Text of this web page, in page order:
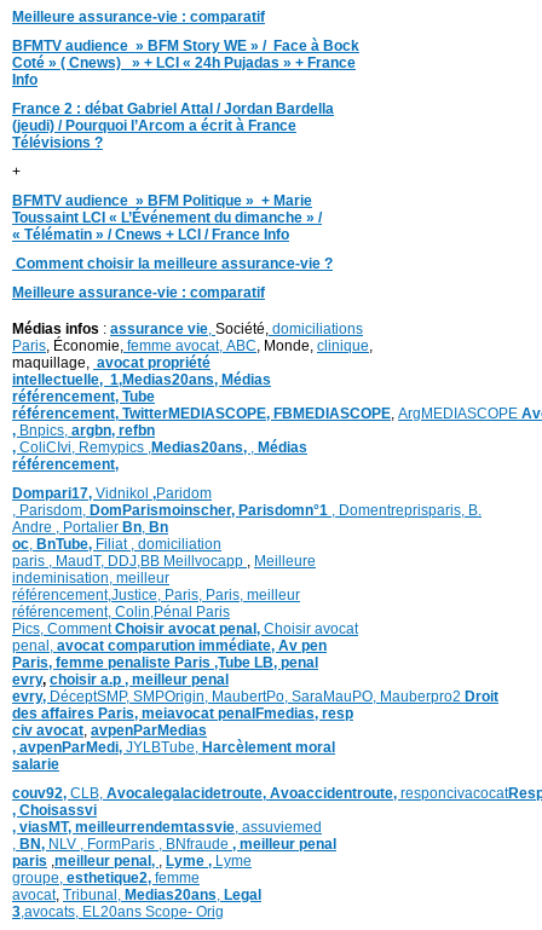
Meilleure assurance-vie : comparatif
BFMTV audience » BFM Story WE » / Face à Bock
Coté » ( Cnews) » + LCI « 24h Pujadas » + France
Info
France 2 : débat Gabriel Attal / Jordan Bardella
(jeudi) / Pourquoi l’Arcom a écrit à France
Télévisions ?
+
BFMTV audience » BFM Politique » + Marie
Toussaint LCI « L’Événement du dimanche » /
« Télématin » / Cnews + LCI / France Info
Comment choisir la meilleure assurance-vie ?
Meilleure assurance-vie : comparatif
Médias infos : assurance vie, Société, domiciliations
Paris, Économie, femme avocat, ABC, Monde, clinique,
maquillage, avocat propriété
intellectuelle, 1,Medias20ans, Médias
référencement, Tube
référencement, TwitterMEDIASCOPE, FBMEDIASCOPE, ArgMEDIASCOPE
, Bnpics, argbn, refbn
, ColiCIvi, Remypics ,Medias20ans, , Médias
référencement,
Dompari17, Vidnikol ,Paridom
, Parisdom, DomParismoinscher, Parisdomn°1 , Domentreprisparis, B.
Andre , Portalier Bn, Bn
oc, BnTube, Filiat, domiciliation
paris , MaudT, DDJ,BB Meillvocapp , Meilleure
indeminisation, meilleur
référencement,Justice, Paris, Paris, meilleur
référencement, Colin,Pénal Paris
Pics, CommentChoisir avocat penal, Choisir avocat
penal, avocat comparution immédiate, Av pen
Paris, femme penaliste Paris ,Tube LB, penal
evry, choisir a.p , meilleur penal
evry, DéceptSMP, SMPOrigin, MaubertPo, SaraMauPO, Mauberpro2 Droit
des affaires Paris, meiavocat penalFmedias, resp
civ avocat, avpenParMedias
, avpenParMedi, JYLBTube, Harcèlement moral
salarie
couv92, CLB, Avocalegalacidetroute, Avoaccidentroute, responcivacocat
, Choisassvi
, viasMT, meilleurrendemtassvie, assuviemed
, BN, NLV , FormParis , BNfraude , meilleur penal
paris ,meilleur penal, , Lyme , Lyme
groupe, esthetique2, femme
avocat, Tribunal, Medias20ans, Legal
3,avocats, EL20ans Scope- Orig